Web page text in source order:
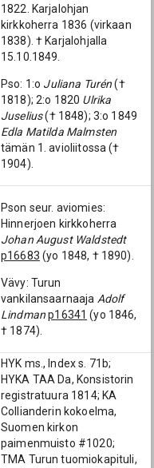
1822. Karjalohjan
kirkkoherra 1836 (virkaan
1838). † Karjalohjalla
15.10.1849.
Pso: 1:o Juliana Turén(†
1818); 2:o 1820 Ulrika
Juselius(† 1848); 3:o 1849
Edla Matilda Malmsten
tämän 1. avioliitossa (†
1904).
Pson seur. aviomies:
Hinnerjoen kirkkoherra
Johan August Waldstedt
p16683 (yo 1848, † 1890).
Vävy: Turun
vankilansaarnaaja Adolf
Lindman p16341 (yo 1846,
† 1874).
HYK ms., Index s. 71b;
HYKA TAA Da, Konsistorin
registratuura 1814; KA
Collianderin kokoelma,
Suomen kirkon
paimenmuisto #1020;
TMA Turun tuomiokapituli,